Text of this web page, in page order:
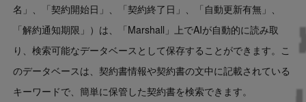
名」、「契約開始日」、「契約終了日」、「自動更新有無」、
「解約通知期限」）は、「Marshall」上でAIが自動的に読み取
り、検索可能なデータベースとして保存することができます。こ
のデータベースは、契約書情報や契約書の文中に記載されている
キーワードで、簡単に保管した契約書を検索できます。